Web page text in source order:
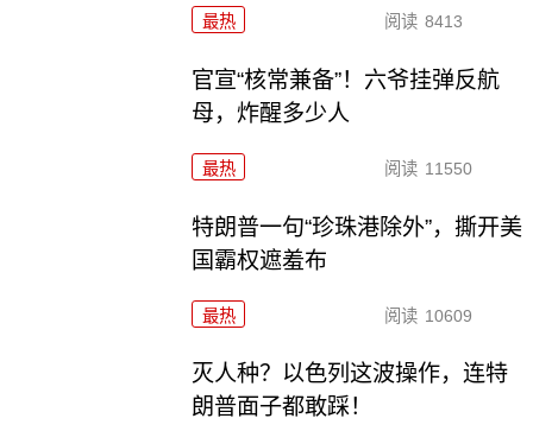
最热 阅读 8413
官宣“核常兼备”！六爷挂弹反航
母，炸醒多少人
最热 阅读 11550
特朗普一句“珍珠港除外”，撕开美
国霸权遮羞布
最热 阅读 10609
灭人种？以色列这波操作，连特
朗普面子都敢踩！